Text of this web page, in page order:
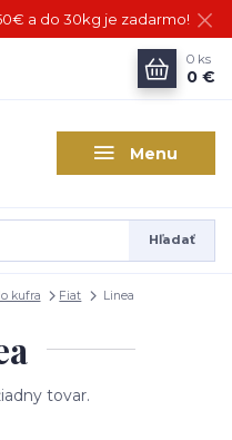
a do 30kg je zadarmo!
Menu
Hľadať
0 ks
0 €
kufra Fiat Linea
tovar.